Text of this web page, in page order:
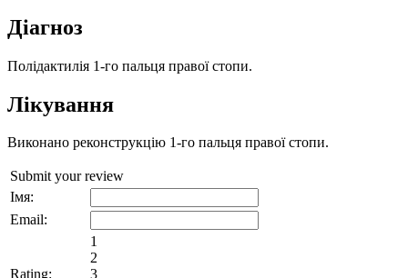
Діагноз
Полідактилія 1-го пальця правої стопи.
Лікування
Виконано реконструкцію 1-го пальця правої стопи.
Submit your review
Імя:
Email:
Rating:
1
2
3